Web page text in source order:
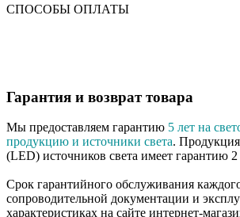
СПОСОБЫ ОПЛАТЫ
Гарантия и возврат товара
Мы предоставляем гарантию 5 лет на
продукцию и источники света.
(LED) источников света имеет гарантию 2
Срок гарантийного обслуживания
сопроводительной документации и
характеристиках на сайте интернет-